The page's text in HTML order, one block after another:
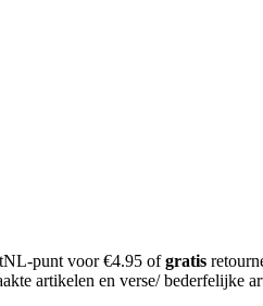
punt voor €4.95 ofgratis
artikelen en verse/ bederfelijke